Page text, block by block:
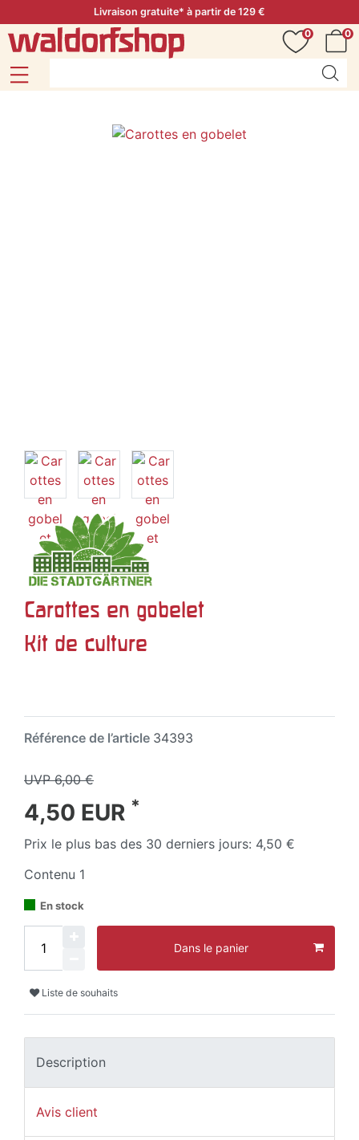
Livraison gratuite* à partir de 129 €
0
0
Carottes en gobelet
Kit de culture
Référence de l’article 34393
UVP 6,00 €
4,50 EUR *
Prix le plus bas des 30 derniers jours: 4,50 €
Contenu 1
En stock
Dans le panier
Liste de souhaits
Description
Avis client